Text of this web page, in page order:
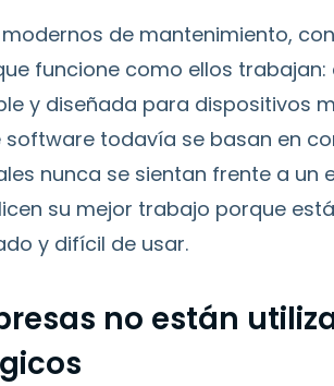
modernos de mantenimiento,
funcione como ellos
y diseñada para dispositivos
software todavía se basan en
nunca se sientan frente a un
su mejor trabajo porque
y difícil de usar.
no están